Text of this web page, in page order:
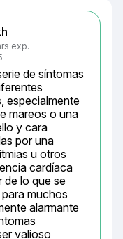
exp.
de síntomas
especialmente
mareos o una
y cara
por una
u otros
cardíaca
de lo que se
muchos
alarmante
valioso